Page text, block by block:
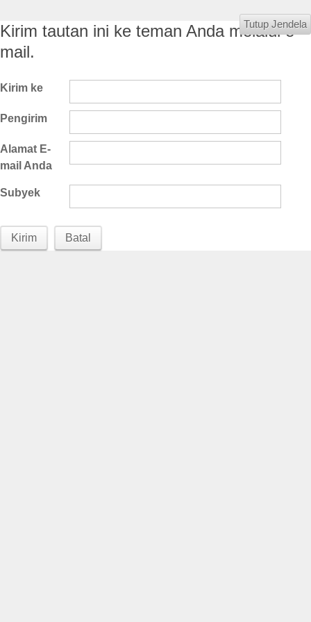
Kirim tautan ini ke teman Anda melalui e-
mail.
Tutup Jendela
Kirim ke
Pengirim
Alamat E-
mail Anda
Subyek
Kirim Batal